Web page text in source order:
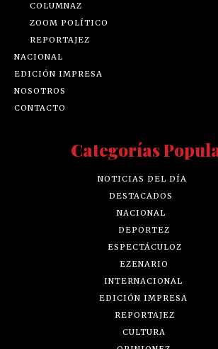
COLUMNAZ
ZOOM POLÍTICO
REPORTAJEZ
NACIONAL
EDICIÓN IMPRESA
NOSOTROS
CONTACTO
Categorías
NOTICIAS DEL DÍA
DESTACADOS
NACIONAL
DEPORTEZ
ESPECTÁCULOZ
EZENARIO
INTERNACIONAL
EDICIÓN IMPRESA
REPORTAJEZ
CULTURA